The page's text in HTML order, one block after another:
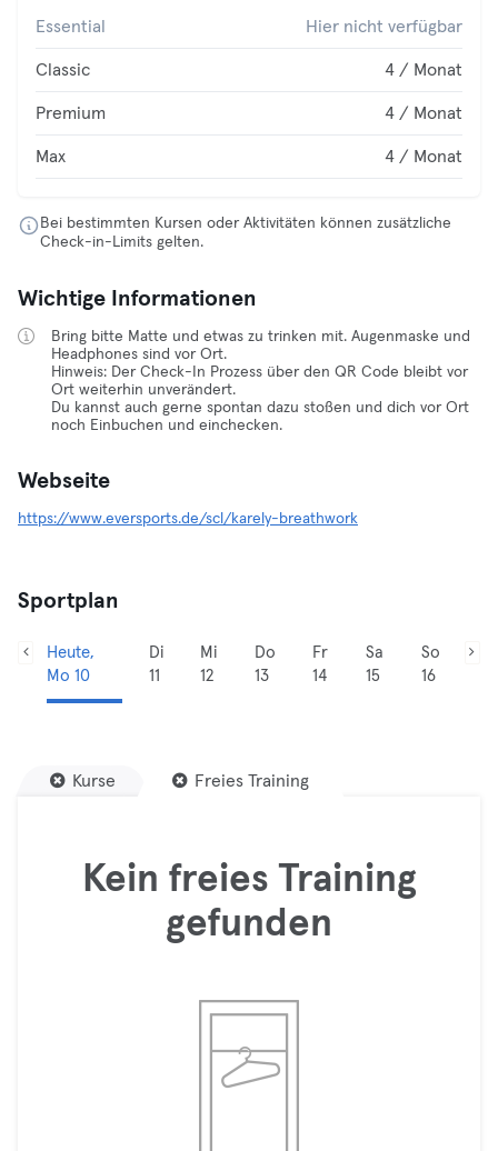
Essential Hier nicht verfügbar
Classic 4 / Monat
Premium 4 / Monat
Max 4 / Monat
Bei bestimmten Kursen oder Aktivitäten können zusätzliche
Check-in-Limits gelten.
Wichtige Informationen
Bring bitte Matte und etwas zu trinken mit. Augenmaske und
Headphones sind vor Ort.
Hinweis: Der Check-In Prozess über den QR Code bleibt vor
Ort weiterhin unverändert.
Du kannst auch gerne spontan dazu stoßen und dich vor Ort
noch Einbuchen und einchecken.
Webseite
https://www.eversports.de/scl/karely-breathwork
Sportplan
Heute,
Mo 10
Di
11
Mi
12
Do
13
Fr
14
Sa
15
So
16
Kurse Freies Training
Kein freies Training
gefunden